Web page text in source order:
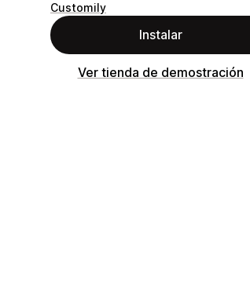
Customily
Instalar
Ver tienda de demostración